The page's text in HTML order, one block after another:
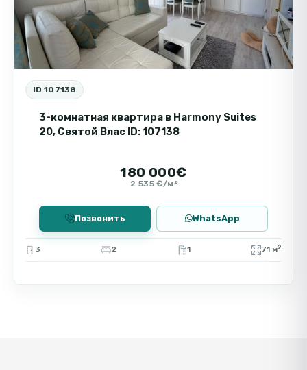
ID 107138
3-комнатная квартира в Harmony Suites
20, Святой Влас ID: 107138
180 000€
2 535 €/м²
Позвонить WhatsApp
3 2 1 71 м2